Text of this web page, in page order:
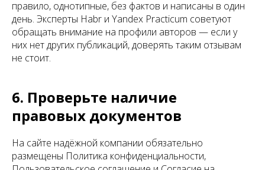
правило, однотипные, без фактов и написаны в один
день. Эксперты Habr и Yandex Practicum советуют
обращать внимание на профили авторов — если у
них нет других публикаций, доверять таким отзывам
не стоит.
6. Проверьте наличие
правовых документов
На сайте надёжной компании обязательно
размещены Политика конфиденциальности,